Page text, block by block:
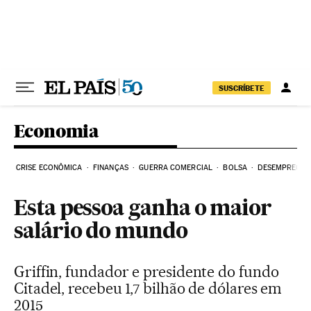
SUSCRÍBETE
Economia
CRISE ECONÔMICA FINANÇAS GUERRA COMERCIAL BOLSA DESEMPREGO
Esta pessoa ganha o maior
salário do mundo
Griffin, fundador e presidente do fundo
Citadel, recebeu 1,7 bilhão de dólares em
2015